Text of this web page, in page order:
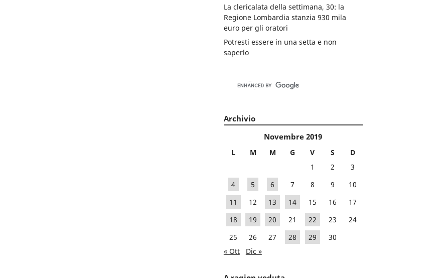
La clericalata della settimana, 30: la
Regione Lombardia stanzia 930 mila
euro per gli oratori
Potresti essere in una setta e non
saperlo
Archivio
Novembre 2019
L M M G V S
D
1
2
3
4
5 6 7 8 9
10
11
12 13 14 15 16
17
18
19 20 21 22 23
24
25
26 27 28 29
30
« Ott
Dic »